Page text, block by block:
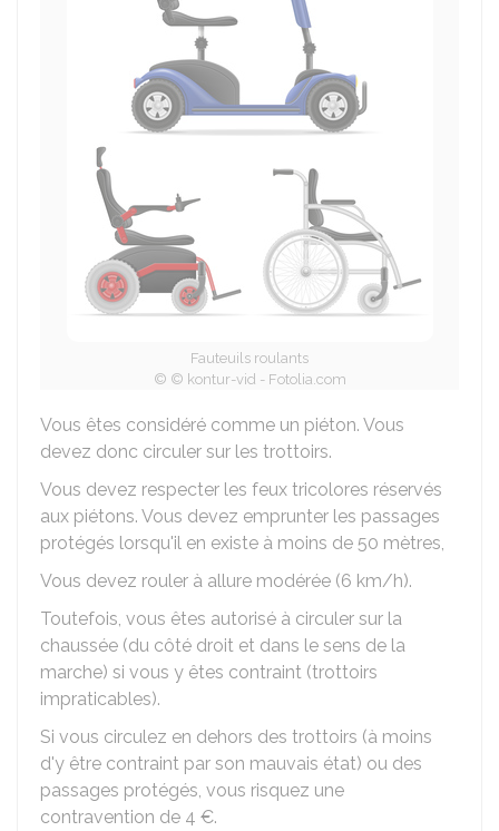
Fauteuils roulants
© © kontur-vid - Fotolia.com
Vous êtes considéré comme un piéton. Vous
devez donc circuler sur les trottoirs.
Vous devez respecter les feux tricolores réservés
aux piétons. Vous devez emprunter les passages
protégés lorsqu'il en existe à moins de 50 mètres,
Vous devez rouler à allure modérée (6 km/h).
Toutefois, vous êtes autorisé à circuler sur la
chaussée (du côté droit et dans le sens de la
marche) si vous y êtes contraint (trottoirs
impraticables).
Si vous circulez en dehors des trottoirs (à moins
d'y être contraint par son mauvais état) ou des
passages protégés, vous risquez une
contravention de 4 €.